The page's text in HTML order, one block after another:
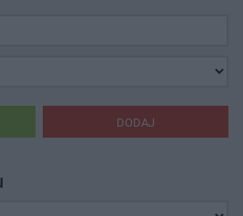
DODAJ